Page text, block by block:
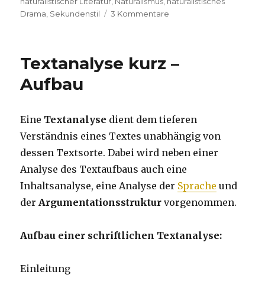
Drama Sekundenstil 3 Kommentare
Textanalyse kurz –
Aufbau
Eine Textanalyse dient dem tieferen
Verständnis eines Textes unabhängig von
dessen Textsorte. Dabei wird neben einer
Analyse des Textaufbaus auch eine
Inhaltsanalyse, eine Analyse der Sprache und
derArgumentationsstrukturvorgenommen.
Aufbau einer schriftlichen Textanalyse:
Einleitung